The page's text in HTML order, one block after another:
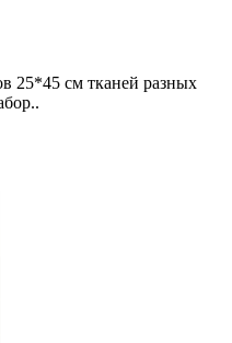
25*45 см тканей разных